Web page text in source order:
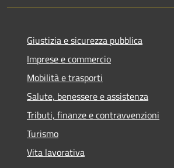
Giustizia e sicurezza pubblica
Imprese e commercio
Mobilità e trasporti
Salute, benessere e assistenza
Tributi, finanze e contravvenzioni
Turismo
Vita lavorativa